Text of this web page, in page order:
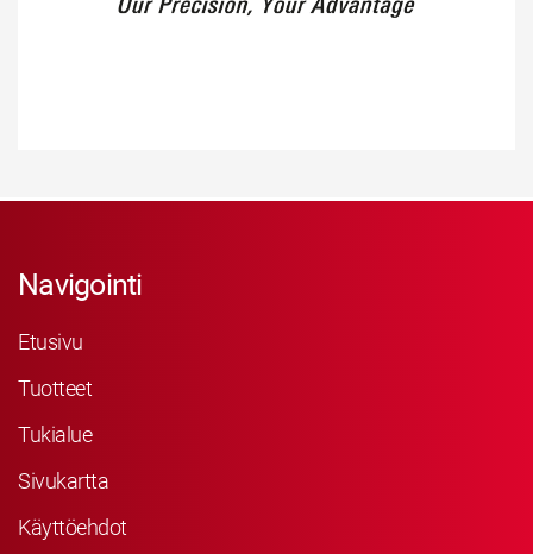
Navigointi
Etusivu
Tuotteet
Tukialue
Sivukartta
Käyttöehdot